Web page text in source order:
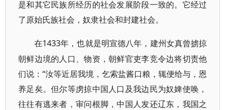
是和其它民族所经历的社会发展阶段一致的。它经过
了原始氏族社会，奴隶社会和封建社会。
在1433年，也就是明宣德八年，建州女真曾掳掠
朝鲜边境的人口、物资，朝鲜官吏李竞令边将切责他
们说：“汝等近居我境，乞索盐酱口粮，辄便给与，恩
养足矣。但尔等虏掠中国人口及我边民为奴婢使唤，
往往有逃来者，审问根脚，中国人发还辽东，我国之